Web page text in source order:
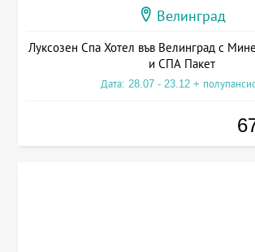
Велинград
Луксозен Спа Хотел във Велинград с
и СПА Пакет
Дата: 28.07 - 23.12 +